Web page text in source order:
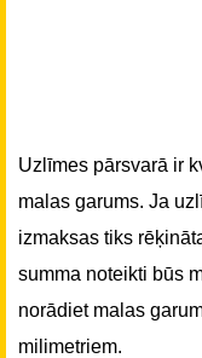
Uzlīmes pārsvarā ir
malas garums. Ja
izmaksas tiks
summa noteikti būs
norādiet malas
milimetriem.